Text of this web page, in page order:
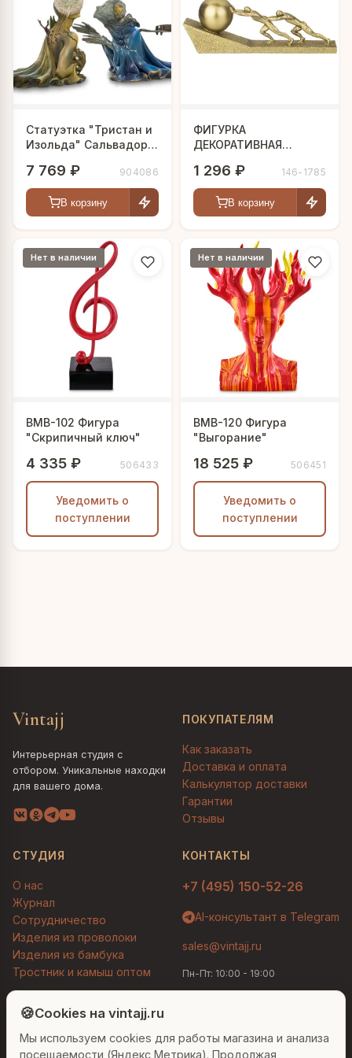
Статуэтка "Тристан и
Изольда" Сальвадор
7 769 ₽ 904086
В корзину
ФИГУРКА
ДЕКОРАТИВНАЯ
1 296 ₽ 146-1785
В корзину
Нет в наличии
BMB-102 Фигура
"Скрипичный ключ"
4 335 ₽ 506433
Уведомить о
поступлении
Нет в наличии
BMB-120 Фигура
"Выгорание"
18 525 ₽ 506451
Уведомить о
поступлении
Vintajj
Интерьерная студия с
отбором. Уникальные находки
для вашего дома.
ПОКУПАТЕЛЯМ
Как заказать
Доставка и оплата
Калькулятор доставки
Гарантии
Отзывы
СТУДИЯ
О нас
Журнал
Сотрудничество
Изделия из проволоки
Изделия из бамбука
Тростник и камыш оптом
КОНТАКТЫ
+7 (495) 150-52-26
AI-консультант в Telegram
sales@vintajj.ru
Пн-Пт: 10:00 - 19:00
© 2026 Vintajj. Все права защищены.
Договор оферты
Политика конфиденциальности
🍪Cookies на vintajj.ru
Мы используем cookies для работы магазина и анализа
посещаемости (Яндекс Метрика). Продолжая
Людмила
Привет! Я Людмила, ваш персональный
консультант по декору. Чем могу помочь?